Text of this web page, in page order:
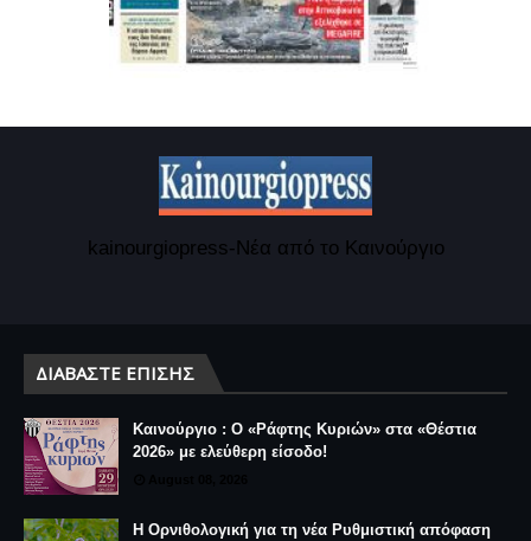
kainourgiopress-Νέα από το Καινούργιο
ΔΙΑΒΆΣΤΕ ΕΠΊΣΗΣ
Καινούργιο : Ο «Ράφτης Κυριών» στα «Θέστια
2026» με ελεύθερη είσοδο!
Η Ορνιθολογική για τη νέα Ρυθμιστική απόφαση